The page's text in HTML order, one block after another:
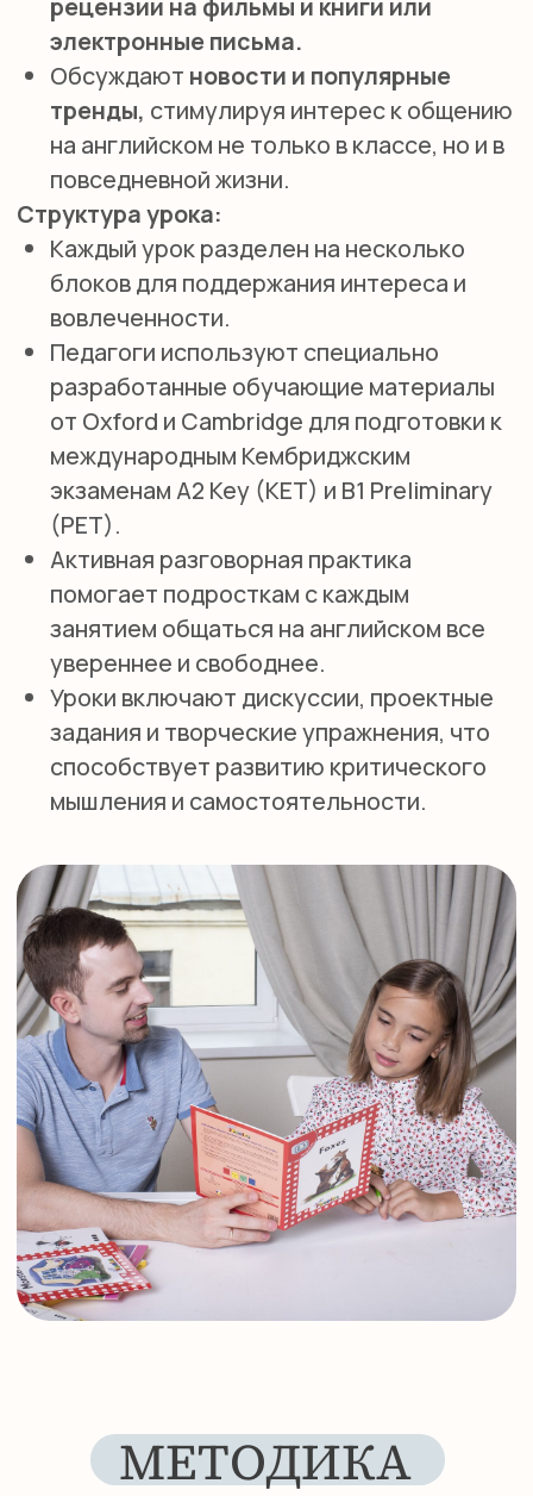
МЕТОДИКА
ОБУЧЕНИЯ
КОММУНИКАТИВНЫЙ ПОДХОД С ФОКУСОМ
НА СОВРЕМЕННОСТИ
Обучение строится на живом общении
и реальных ситуациях, что делает
процесс естественным и
эффективным.
Особое внимание уделяется отработке
сложных структур языка, таких как
герундий, причастие, инфинитив,
модальные глаголы, обстоятельства
времени и причины, сравнительные
степени прилагательных.
КОММУНИКАТИВНАЯ МЕТОДИКА
ОБУЧЕНИЯ
ИНТЕНСИВНАЯ ПРАКТИКА
ГРАММАТИКИ